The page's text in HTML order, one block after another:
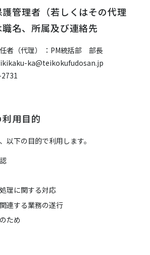
護管理者（若しくはその代理
名、所属及び連絡先
者（代理） ： PM統括部 部長
ka@teikokufudosan.jp
用目的
以下の目的で利用します。
理に関する対応
連する業務の遂行
ため